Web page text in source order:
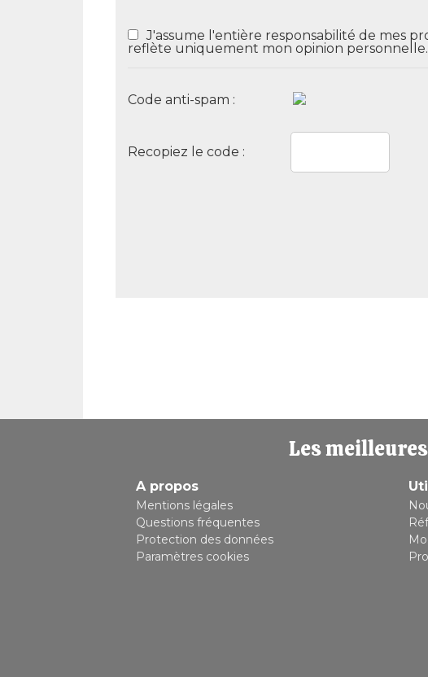
J'assume l'entière responsabilité de mes
reflète uniquement mon opinion personnelle.
Code anti-spam :
Recopiez le code :
Les
A propos
Mentions légales
Questions fréquentes
Protection des données
Paramètres cookies